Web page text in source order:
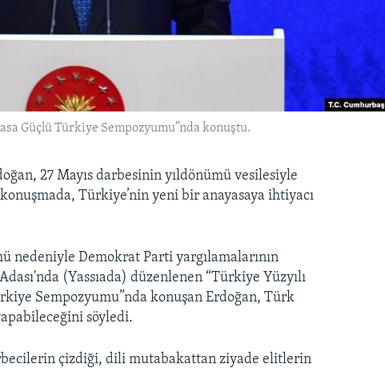
Güçlü Türkiye Sempozyumu”nda konuştu.
27 Mayıs darbesinin yıldönümü vesilesiyle
Türkiye’nin yeni bir anayasaya ihtiyacı
nedeniyle Demokrat Parti yargılamalarının
(Yassıada) düzenlenen “Türkiye Yüzyılı
Sempozyumu”nda konuşan Erdoğan, Türk
söyledi.
çizdiği, dili mutabakattan ziyade elitlerin